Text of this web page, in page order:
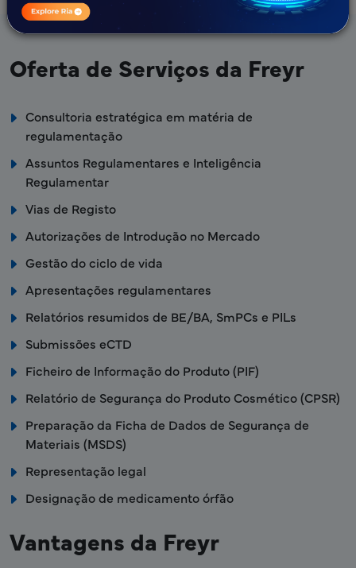
Oferta de Serviços da Freyr
Consultoria estratégica em matéria de
regulamentação
Assuntos Regulamentares e Inteligência
Regulamentar
Vias de Registo
Autorizações de Introdução no Mercado
Gestão do ciclo de vida
Apresentações regulamentares
Relatórios resumidos de BE/BA, SmPCs e PILs
Submissões eCTD
Ficheiro de Informação do Produto (PIF)
Relatório de Segurança do Produto Cosmético (CPSR)
Preparação da Ficha de Dados de Segurança de
Materiais (MSDS)
Representação legal
Designação de medicamento órfão
Vantagens da Freyr